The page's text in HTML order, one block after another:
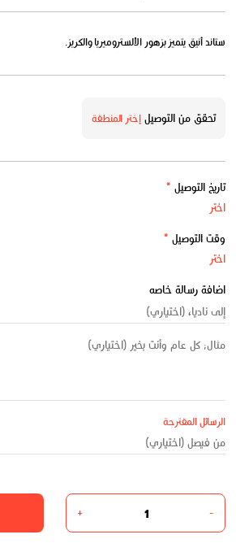
ستاند أنيق يتميز بزهور الألستروميريا والكريز.
تحقق من التوصيلإختر المنطقة
تاريخ التوصيل *
وقت التوصيل *
اضافة رسالة خاصه
الرسائل المقترحة
-
+